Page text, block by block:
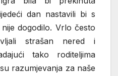
dan nastavili bi s
dogodilo. Vrlo često
strašan nered i
tako roditeljima
razumjevanja za naše